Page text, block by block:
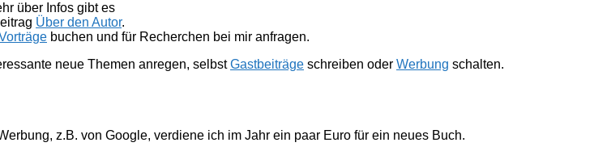
über Infos gibt es
Über den Autor.
buchen und für Recherchen bei mir anfragen.
neue Themen anregen, selbstGastbeiträge schreiben oder Werbung schalten.
z.B. von Google, verdiene ich im Jahr ein paar Euro für ein neues Buch.